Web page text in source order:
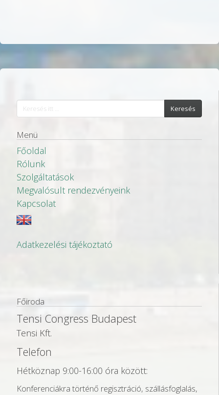
Keresés
Menü
Főoldal
Rólunk
Szolgáltatások
Megvalósult rendezvényeink
Kapcsolat
Adatkezelési tájékoztató
Főiroda
Tensi Congress Budapest
Tensi Kft.
Telefon
Hétköznap 9:00-16:00 óra között:
Konferenciákra történő regisztráció, szállásfoglalás,